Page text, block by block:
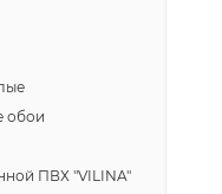
обои
ПВХ "VILINA"